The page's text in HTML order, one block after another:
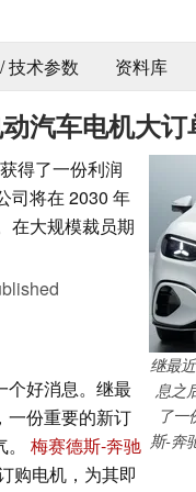
技术参数 资料库
汽车电机大订
继最
息之
了一
斯-奔
得了一份利润
司将在 2030 年
在大规模裁员期
个好消息。继最
一份重要的新订
梅赛德斯-奔驰
购电机，为其即